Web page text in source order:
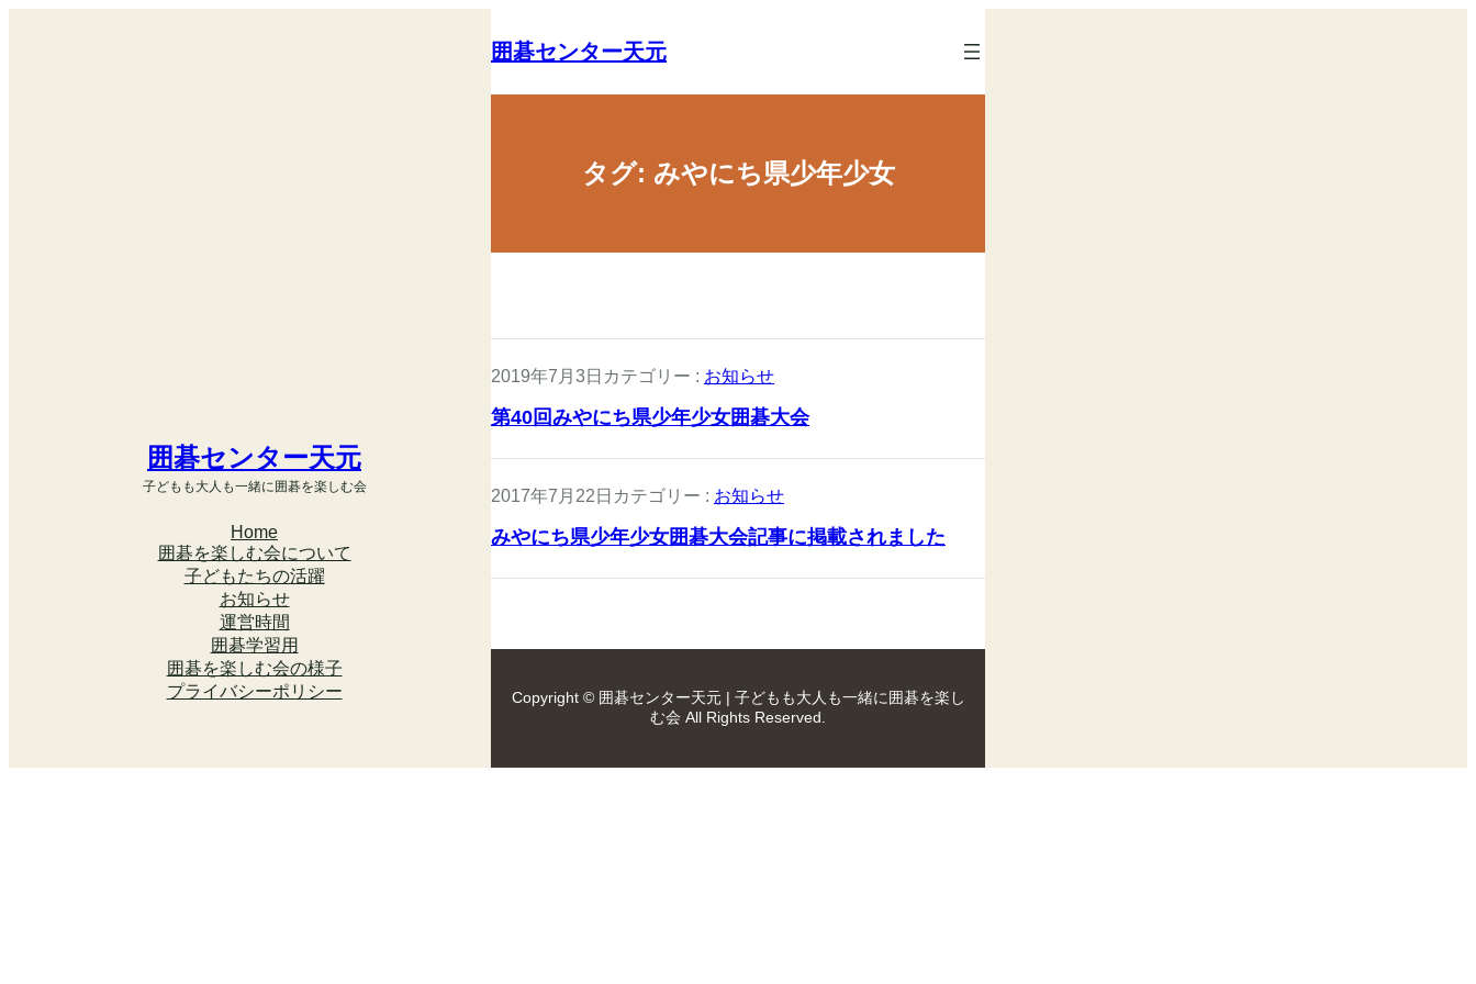
囲碁センター天元
子どもも大人も一緒に囲碁を楽しむ会
Home
囲碁を楽しむ会について
子どもたちの活躍
お知らせ
運営時間
囲碁学習用
囲碁を楽しむ会の様子
プライバシーポリシー
囲碁センター天元
タグ: みやにち県少年少女
2019年7月3日 カテゴリー : お知らせ
第40回みやにち県少年少女囲碁大会
2017年7月22日 カテゴリー : お知らせ
みやにち県少年少女囲碁大会記事に掲載されました
Copyright © 囲碁センター天元 | 子どもも大人も一緒に囲碁を楽し
む会 All Rights Reserved.